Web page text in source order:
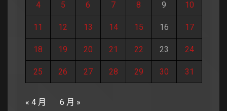
4 5 6 7 8 9 10
11 12 13 14 15 16 17
18 19 20 21 22 23 24
25 26 27 28 29 30 31
« 4 月 6 月 »